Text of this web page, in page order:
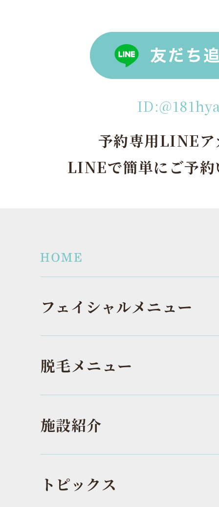
予約専用LINEア
LINEで簡単にご予
フェイシャルメニュー
脱毛メニュー
施設紹介
トピックス